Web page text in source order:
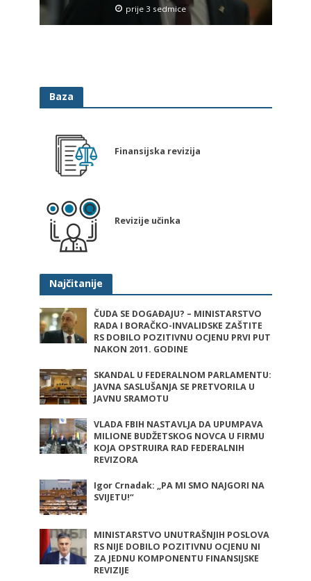
prije 3 sedmice
Baza
Finansijska revizija
Revizije učinka
Najčitanije
ČUDA SE DOGAĐAJU? – MINISTARSTVO
RADA I BORAČKO-INVALIDSKE ZAŠTITE
RS DOBILO POZITIVNU OCJENU PRVI PUT
NAKON 2011. GODINE
SKANDAL U FEDERALNOM PARLAMENTU:
JAVNA SASLUŠANJA SE PRETVORILA U
JAVNU SRAMOTU
VLADA FBIH NASTAVLJA DA UPUMPAVA
MILIONE BUDŽETSKOG NOVCA U FIRMU
KOJA OPSTRUIRA RAD FEDERALNIH
REVIZORA
Igor Crnadak: „PA MI SMO NAJGORI NA
SVIJETU!“
MINISTARSTVO UNUTRAŠNJIH POSLOVA
RS NIJE DOBILO POZITIVNU OCJENU NI
ZA JEDNU KOMPONENTU FINANSIJSKE
REVIZIJE